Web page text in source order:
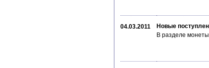
04.03.2011
Новые
В разделе